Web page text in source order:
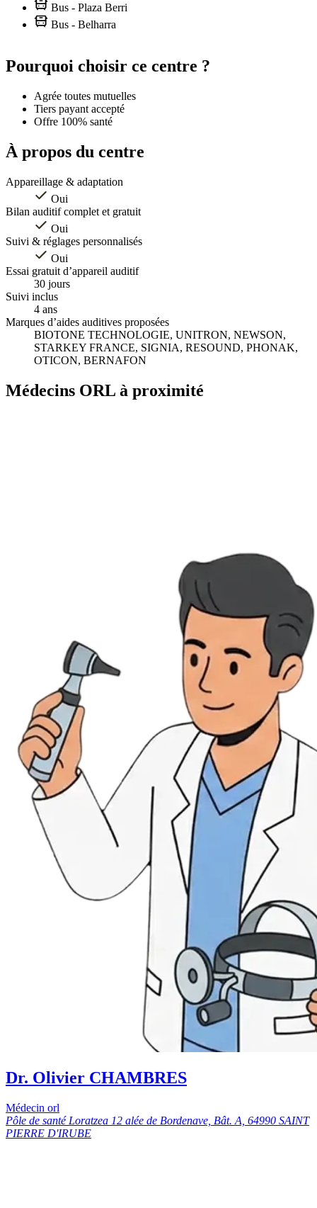
Bus - Plaza Berri
Bus - Belharra
+
Pourquoi choisir ce centre ?
Agrée toutes mutuelles
Tiers payant accepté
Offre 100% santé
À propos du centre
Appareillage & adaptation
Oui
Bilan auditif complet et gratuit
Oui
Suivi & réglages personnalisés
Oui
Essai gratuit d’appareil auditif
30 jours
Suivi inclus
4 ans
Marques d’aides auditives proposées
BIOTONE TECHNOLOGIE, UNITRON, NEWSON,
STARKEY FRANCE, SIGNIA, RESOUND, PHONAK,
OTICON, BERNAFON
Médecins ORL à proximité
Dr. Olivier CHAMBRES
Médecin orl
Pôle de santé Loratzea 12 alée de Bordenave, Bât. A, 64990 SAINT
PIERRE D'IRUBE